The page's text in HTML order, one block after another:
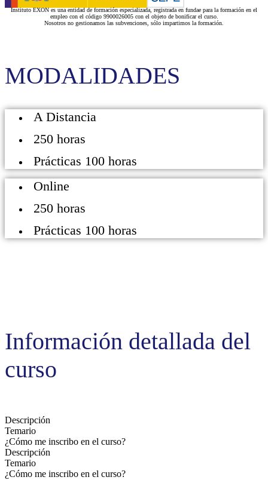
Instituto EXON es una entidad de formación especializada, registrada en fundae para la formación en el
empleo con el código 9900026005 con el objeto de bonificar el curso.
Nosotros no gestionamos las subvenciones, sólo impartimos la formación.
MODALIDADES
A Distancia
250 horas
Prácticas 100 horas
Online
250 horas
Prácticas 100 horas
Información detallada del
curso
Descripción
Temario
¿Cómo me inscribo en el curso?
Descripción
Temario
¿Cómo me inscribo en el curso?